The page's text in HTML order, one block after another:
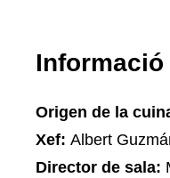
Origen de la
Xef: Albert
Director de sala: